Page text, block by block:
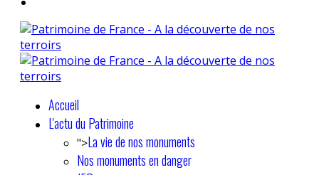
Accueil
L'actu du Patrimoine
">La vie de nos monuments
Nos monuments en danger